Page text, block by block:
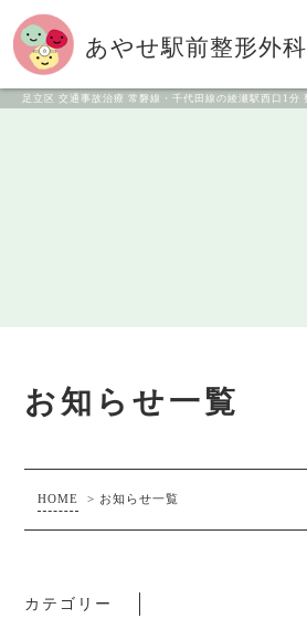
あやせ駅前整形外
お知らせ一覧
HOME > お知らせ一覧
カテゴリー